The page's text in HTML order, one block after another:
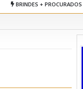
BRINDES + PROCURADOS